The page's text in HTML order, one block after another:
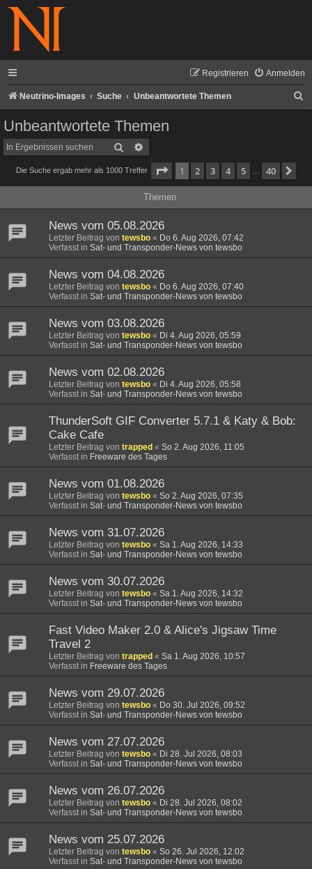
Anmelden
Registrieren
Neutrino-Images Suche Unbeantwortete Themen
Unbeantwortete Themen
Suche
Die Suche ergab mehr als 1000 Treffer Seite 1von 40
1 2 3 4 5 40
Themen
News vom 05.08.2026
Letzter Beitrag von tewsbo « Do 6. Aug 2026, 07:42
Verfasst in Sat- und Transponder-News von tewsbo
News vom 04.08.2026
Letzter Beitrag von tewsbo « Do 6. Aug 2026, 07:40
Verfasst in Sat- und Transponder-News von tewsbo
News vom 03.08.2026
Letzter Beitrag von tewsbo « Di 4. Aug 2026, 05:59
Verfasst in Sat- und Transponder-News von tewsbo
News vom 02.08.2026
Letzter Beitrag von tewsbo « Di 4. Aug 2026, 05:58
Verfasst in Sat- und Transponder-News von tewsbo
ThunderSoft GIF Converter 5.7.1 & Katy & Bob:
Cake Cafe
Letzter Beitrag von trapped « So 2. Aug 2026, 11:05
Verfasst in Freeware des Tages
News vom 01.08.2026
Letzter Beitrag von tewsbo « So 2. Aug 2026, 07:35
Verfasst in Sat- und Transponder-News von tewsbo
News vom 31.07.2026
Letzter Beitrag von tewsbo « Sa 1. Aug 2026, 14:33
Verfasst in Sat- und Transponder-News von tewsbo
News vom 30.07.2026
Letzter Beitrag von tewsbo « Sa 1. Aug 2026, 14:32
Verfasst in Sat- und Transponder-News von tewsbo
Fast Video Maker 2.0 & Alice's Jigsaw Time
Travel 2
Letzter Beitrag von trapped « Sa 1. Aug 2026, 10:57
Verfasst in Freeware des Tages
News vom 29.07.2026
Letzter Beitrag von tewsbo « Do 30. Jul 2026, 09:52
Verfasst in Sat- und Transponder-News von tewsbo
News vom 27.07.2026
Letzter Beitrag von tewsbo « Di 28. Jul 2026, 08:03
Verfasst in Sat- und Transponder-News von tewsbo
News vom 26.07.2026
Letzter Beitrag von tewsbo « Di 28. Jul 2026, 08:02
Verfasst in Sat- und Transponder-News von tewsbo
News vom 25.07.2026
Letzter Beitrag von tewsbo « So 26. Jul 2026, 12:02
Verfasst in Sat- und Transponder-News von tewsbo